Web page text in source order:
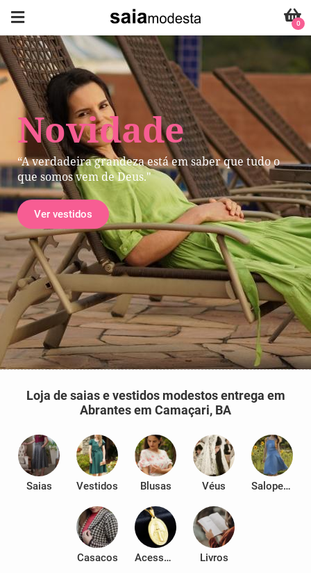
Novidade
“A verdadeira grandeza está em saber que tudo o
que somos vem de Deus."
Ver vestidos
0
Loja de saias e vestidos modestos entrega em
Abrantes em Camaçari, BA
Saias Vestidos Blusas Véus Salopetes
Casacos Acessórios Livros